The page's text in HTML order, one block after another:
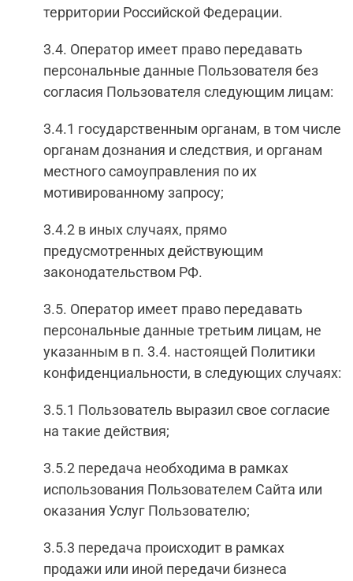
территории Российской Федерации.
3.4. Оператор имеет право передавать
персональные данные Пользователя без
согласия Пользователя следующим лицам:
3.4.1 государственным органам, в том числе
органам дознания и следствия, и органам
местного самоуправления по их
мотивированному запросу;
3.4.2 в иных случаях, прямо
предусмотренных действующим
законодательством РФ.
3.5. Оператор имеет право передавать
персональные данные третьим лицам, не
указанным в п. 3.4. настоящей Политики
конфиденциальности, в следующих случаях:
3.5.1 Пользователь выразил свое согласие
на такие действия;
3.5.2 передача необходима в рамках
использования Пользователем Сайта или
оказания Услуг Пользователю;
3.5.3 передача происходит в рамках
продажи или иной передачи бизнеса